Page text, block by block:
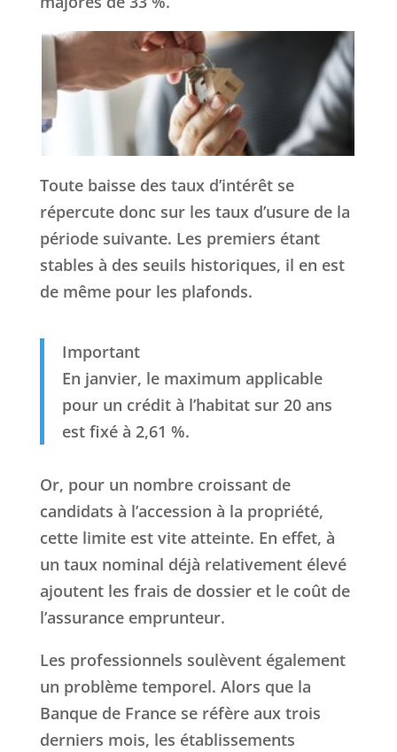
Toute baisse des taux d’intérêt se
répercute donc sur les taux d’usure de la
période suivante. Les premiers étant
stables à des seuils historiques, il en est
de même pour les plafonds.
Important
En janvier, le maximum applicable
pour un crédit à l’habitat sur 20 ans
est fixé à 2,61 %.
Or, pour un nombre croissant de
candidats à l’accession à la propriété,
cette limite est vite atteinte. En effet, à
un taux nominal déjà relativement élevé
ajoutent les frais de dossier et le coût de
l’assurance emprunteur.
Les professionnels soulèvent également
un problème temporel. Alors que la
Banque de France se réfère aux trois
derniers mois, les établissements